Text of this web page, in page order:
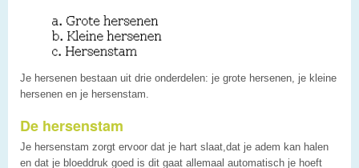
Je hersenen bestaan uit drie onderdelen: je grote hersenen, je kleine
hersenen en je hersenstam.
De hersenstam
Je hersenstam zorgt ervoor dat je hart slaat,dat je adem kan halen
en dat je bloeddruk goed is dit gaat allemaal automatisch je hoeft